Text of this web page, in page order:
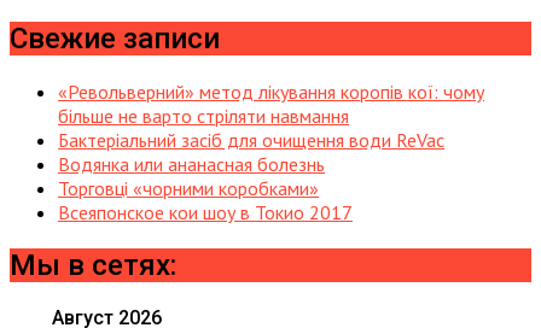
Свежие записи
«Револьверний» метод лікування коропів кої: чому
більше не варто стріляти навмання
Бактеріальний засіб для очищення води ReVac
Водянка или ананасная болезнь
Торговці «чорними коробками»
Всеяпонское кои шоу в Токио 2017
Мы в сетях:
Август 2026